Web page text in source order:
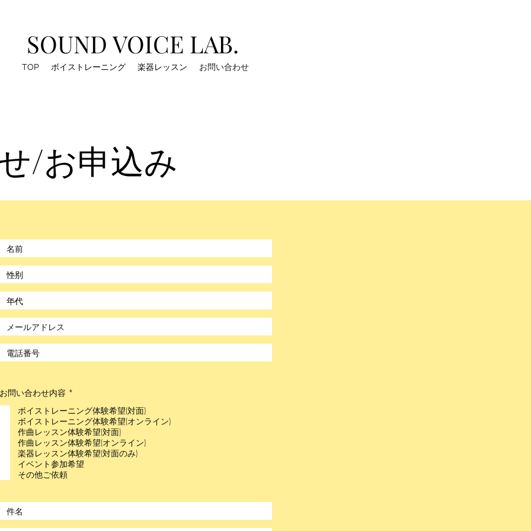
SOUND VOICE LAB.
TOP ボイストレーニング 楽器レッスン お問い合わせ
/お申込み
お問い合わせ内容 *
項
目
ボイストレーニング体験希望(対面)
ボイストレーニング体験希望(オンライン)
作曲レッスン体験希望(対面)
作曲レッスン体験希望(オンライン)
楽器レッスン体験希望(対面のみ)
イベント参加希望
その他ご依頼